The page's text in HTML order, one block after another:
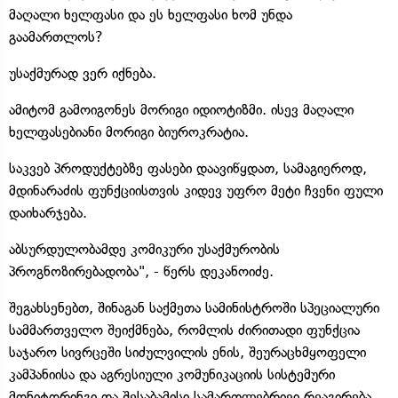
მაღალი ხელფასი და ეს ხელფასი ხომ უნდა
გაამართლოს?
უსაქმურად ვერ იქნება.
ამიტომ გამოიგონეს მორიგი იდიოტიზმი. ისევ მაღალი
ხელფასებიანი მორიგი ბიუროკრატია.
საკვებ პროდუქტებზე ფასები დაავიწყდათ, სამაგიეროდ,
მდინარაძის ფუნქციისთვის კიდევ უფრო მეტი ჩვენი ფული
დაიხარჯება.
აბსურდულობამდე კომიკური უსაქმურობის
პროგნოზირებადობა", - წერს დეკანოიძე.
შეგახსენებთ, შინაგან საქმეთა სამინისტროში სპეციალური
სამმართველო შეიქმნება, რომლის ძირითადი ფუნქცია
საჯარო სივრცეში სიძულვილის ენის, შეურაცხმყოფელი
კამპანიისა და აგრესიული კომუნიკაციის სისტემური